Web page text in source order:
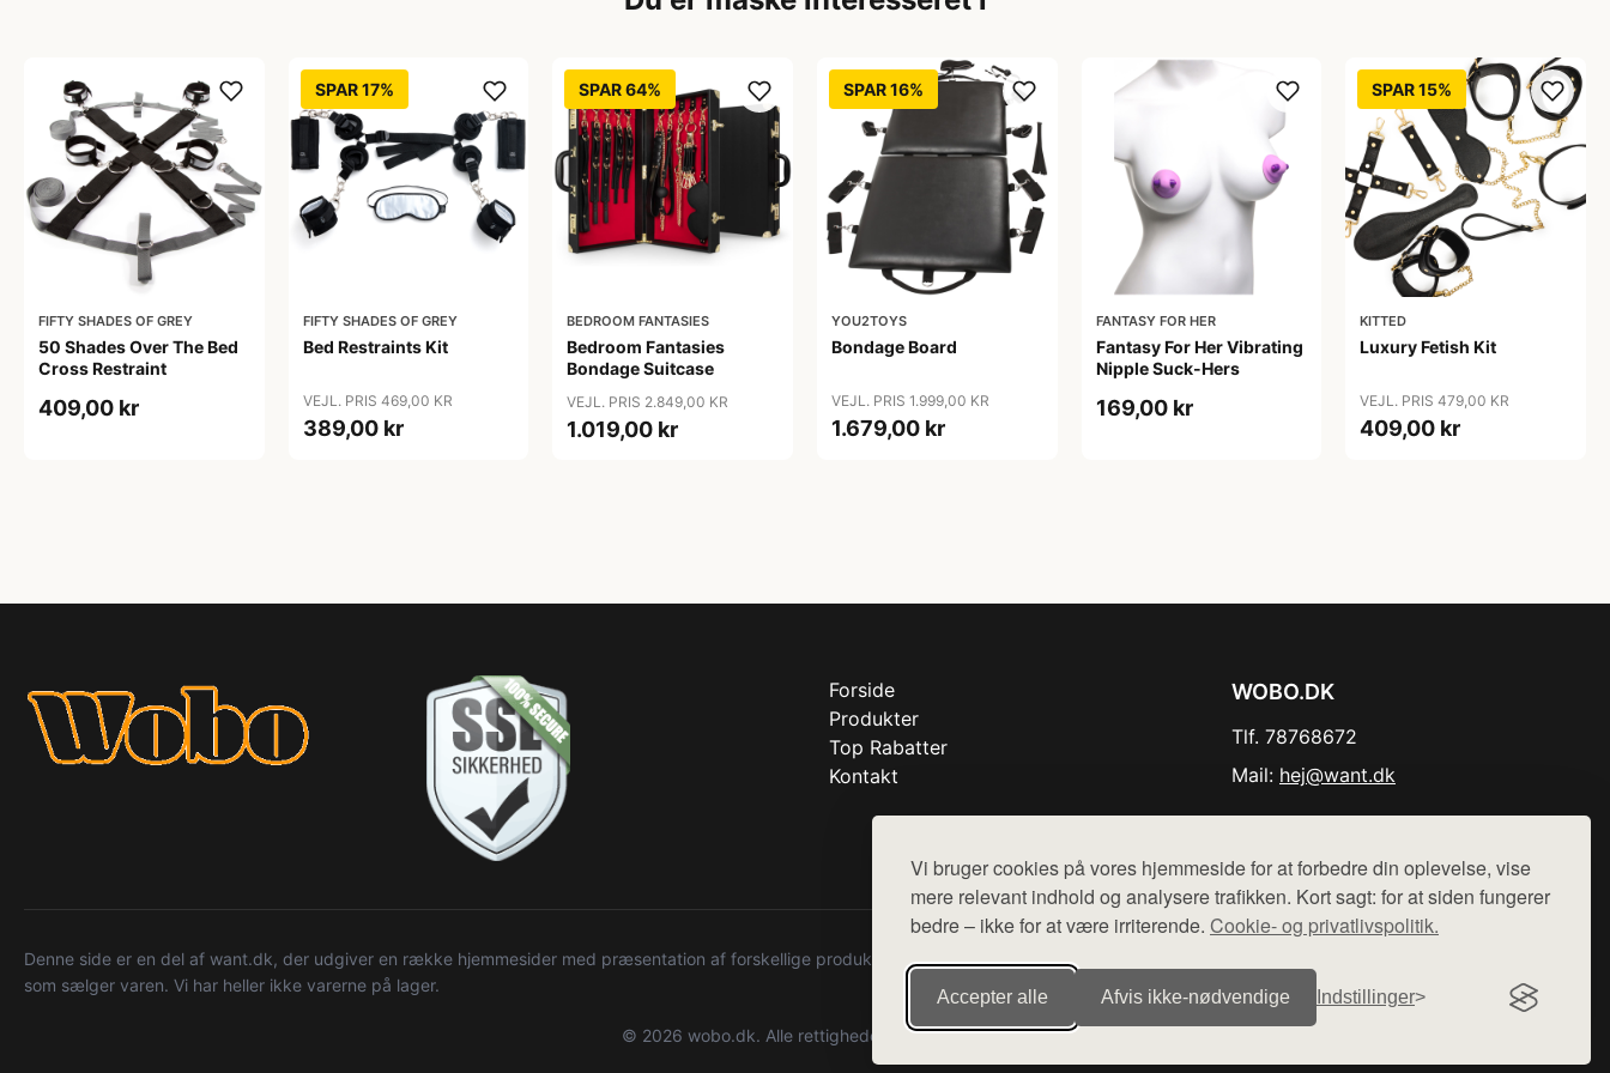
Vi bruger cookies på vores hjemmeside for at forbedre din oplevelse, vise
mere relevant indhold og analysere trafikken. Kort sagt: for at siden fungerer
bedre – ikke for at være irriterende. Cookie- og privatlivspolitik.
Accepter alle Afvis ikke‑nødvendige Indstillinger
FIFTY SHADES OF GREY
50 Shades Over The Bed
Cross Restraint
409,00 kr
SPAR 17%
FIFTY SHADES OF GREY
Bed Restraints Kit
VEJL. PRIS 469,00 KR
389,00 kr
SPAR 64%
BEDROOM FANTASIES
Bedroom Fantasies
Bondage Suitcase
VEJL. PRIS 2.849,00 KR
1.019,00 kr
SPAR 16%
YOU2TOYS
Bondage Board
VEJL. PRIS 1.999,00 KR
1.679,00 kr
FANTASY FOR HER
Fantasy For Her Vibrating
Nipple Suck-Hers
169,00 kr
SPAR 15%
KITTED
Luxury Fetish Kit
VEJL. PRIS 479,00 KR
409,00 kr
Forside
Produkter
Top Rabatter
Kontakt
WOBO.DK
Tlf. 78768672
Mail: hej@want.dk
Denne side er en del af want.dk, der udgiver en række hjemmesider med præsentation af forskellige produkter fra diverse webshops. Der sælges ikke varer fra denne side - vi henviser til de shops,
som sælger varen. Vi har heller ikke varerne på lager.
© 2026 wobo.dk. Alle rettigheder forbeholdes.